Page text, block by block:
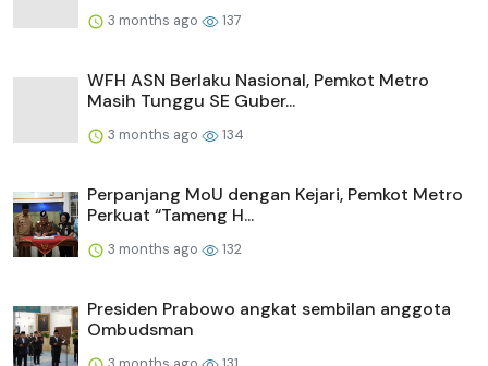
3 months ago 137
WFH ASN Berlaku Nasional, Pemkot Metro
Masih Tunggu SE Guber...
3 months ago 134
Perpanjang MoU dengan Kejari, Pemkot Metro
Perkuat “Tameng H...
3 months ago 132
Presiden Prabowo angkat sembilan anggota
Ombudsman